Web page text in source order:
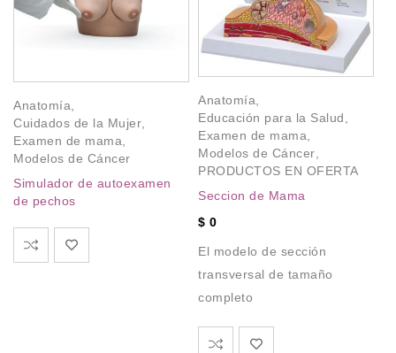
Anatomía
Cuidados de la Mujer
Examen de mama
Modelos de Cáncer
Simulador de autoexamen
de pechos
Anatomía
Educación para la Salud
Examen de mama
Modelos de Cáncer
PRODUCTOS EN OFERTA
Seccion de Mama
$ 0
El modelo de sección
transversal de tamaño
completo